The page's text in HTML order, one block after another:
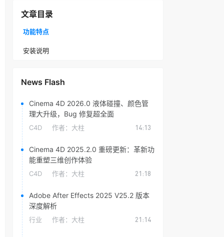
文章目录
功能特点
安装说明
News Flash
Cinema 4D 2026.0 液体碰撞、颜色管
理大升级，Bug 修复超全面
C4D 作者： 大柱 14:13
Cinema 4D 2025.2.0 重磅更新：革新功
能重塑三维创作体验
C4D 作者： 大柱 21:18
Adobe After Effects 2025 V25.2 版本
深度解析
行业 作者： 大柱 21:14